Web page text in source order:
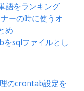
語をランキング
ーの時に使うオ
め
sqlファイルとし
のcrontab設定を